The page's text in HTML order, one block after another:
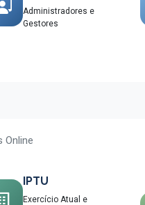
Administradores e
Gestores
Online
IPTU
Exercício Atual e